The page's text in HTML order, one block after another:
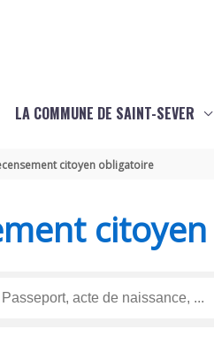
LA COMMUNE DE SAINT-SEVER
citoyen obligatoire